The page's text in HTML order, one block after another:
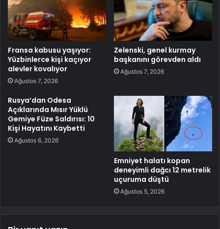
Fransa kabusu yaşıyor:
Yüzbinlerce kişi kaçıyor
alevler kovalıyor
Ağustos 7, 2026
Zelenski, genel kurmay
başkanını görevden aldı
Ağustos 7, 2026
Rusya’dan Odesa
Açıklarında Mısır Yüklü
Gemiye Füze Saldırısı: 10
Kişi Hayatını Kaybetti
Ağustos 6, 2026
Emniyet halatı kopan
deneyimli dağcı 12 metrelik
uçuruma düştü
Ağustos 5, 2026